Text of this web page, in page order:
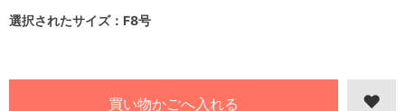
選択されたサイズ：F8号